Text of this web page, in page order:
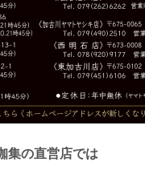
集の直営店では